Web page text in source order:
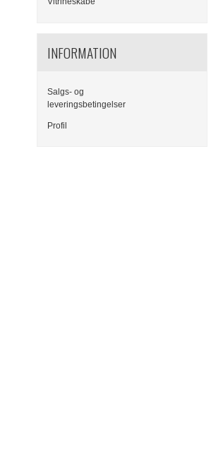
INFORMATION
Salgs- og
leveringsbetingelser
Profil